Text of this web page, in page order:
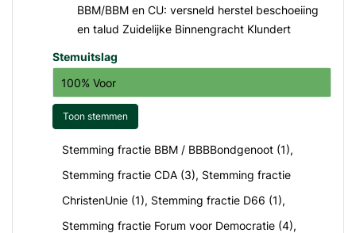
BBM/BBM en CU: versneld herstel beschoeiing
en talud Zuidelijke Binnengracht Klundert
Stemuitslag
100% Voor
Toon stemmen
Stemming fractie BBM / BBBBondgenoot (1),
Stemming fractie CDA (3), Stemming fractie
ChristenUnie (1), Stemming fractie D66 (1),
Stemming fractie Forum voor Democratie (4),